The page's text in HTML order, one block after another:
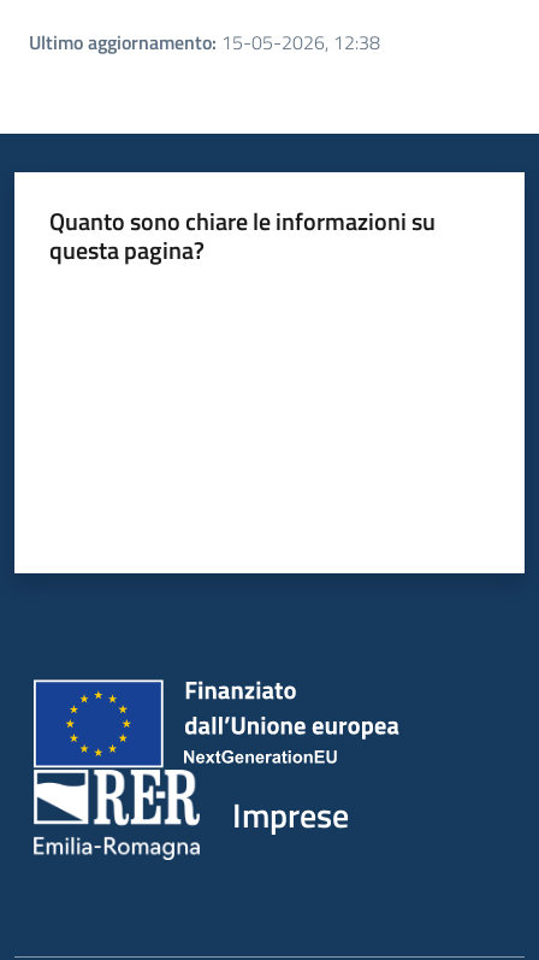
Ultimo aggiornamento: 15-05-2026, 12:38
Quanto sono chiare le informazioni su
questa pagina?
Imprese